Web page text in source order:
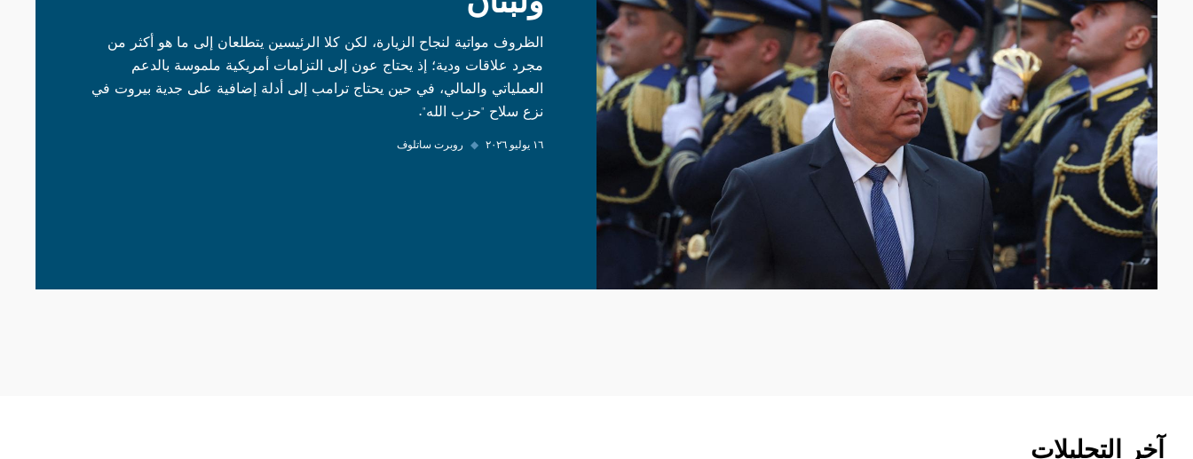
الظروف مواتية لنجاح الزيارة، لكن كلا الرئيسين يتطلعان إلى ما هو أكثر من
مجرد علاقات ودية؛ إذ يحتاج عون إلى التزامات أمريكية ملموسة بالدعم
العملياتي والمالي، في حين يحتاج ترامب إلى أدلة إضافية على جدية بيروت في
نزع سلاح "حزب الله".
١٦ يوليو ٢٠٢٦ ◆ روبرت ساتلوف
آخر التحليلات